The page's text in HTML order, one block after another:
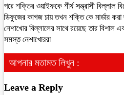
পরে শক্তির ওয়াইফকে শীর্ষ সন্ত্রাসী বিল্লাল
ডিফুজের কাগজ চায় তখন শক্তি কে মার্ডার করা
নেশাখোর বিল্লালের সাথে রয়েছে তার বিশাল
সমস্ত নেশাখোররা
আপনার মতামত লিখুন :
Leave a Reply